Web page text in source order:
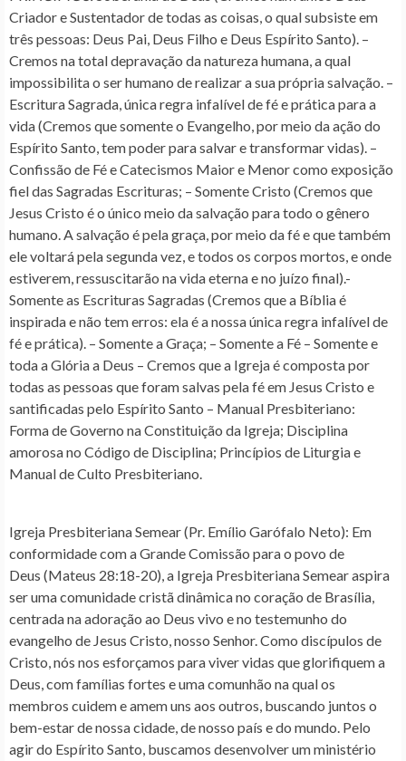
Criador e Sustentador de todas as coisas, o qual subsiste em
três pessoas: Deus Pai, Deus Filho e Deus Espírito Santo). –
Cremos na total depravação da natureza humana, a qual
impossibilita o ser humano de realizar a sua própria salvação. –
Escritura Sagrada, única regra infalível de fé e prática para a
vida (Cremos que somente o Evangelho, por meio da ação do
Espírito Santo, tem poder para salvar e transformar vidas). –
Confissão de Fé e Catecismos Maior e Menor como exposição
fiel das Sagradas Escrituras; – Somente Cristo (Cremos que
Jesus Cristo é o único meio da salvação para todo o gênero
humano. A salvação é pela graça, por meio da fé e que também
ele voltará pela segunda vez, e todos os corpos mortos, e onde
estiverem, ressuscitarão na vida eterna e no juízo final).-
Somente as Escrituras Sagradas (Cremos que a Bíblia é
inspirada e não tem erros: ela é a nossa única regra infalível de
fé e prática). – Somente a Graça; – Somente a Fé – Somente e
toda a Glória a Deus – Cremos que a Igreja é composta por
todas as pessoas que foram salvas pela fé em Jesus Cristo e
santificadas pelo Espírito Santo – Manual Presbiteriano:
Forma de Governo na Constituição da Igreja; Disciplina
amorosa no Código de Disciplina; Princípios de Liturgia e
Manual de Culto Presbiteriano.
Igreja Presbiteriana Semear (Pr. Emílio Garófalo Neto): Em
conformidade com a Grande Comissão para o povo de
Deus (Mateus 28:18-20), a Igreja Presbiteriana Semear aspira
ser uma comunidade cristã dinâmica no coração de Brasília,
centrada na adoração ao Deus vivo e no testemunho do
evangelho de Jesus Cristo, nosso Senhor. Como discípulos de
Cristo, nós nos esforçamos para viver vidas que glorifiquem a
Deus, com famílias fortes e uma comunhão na qual os
membros cuidem e amem uns aos outros, buscando juntos o
bem-estar de nossa cidade, de nosso país e do mundo. Pelo
agir do Espírito Santo, buscamos desenvolver um ministério